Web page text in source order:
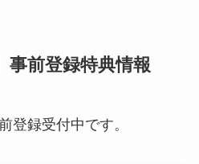
事前登録特典情報
登録受付中です。